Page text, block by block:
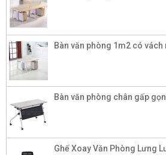
Bàn văn phòng 1m2 có vách
Bàn văn phòng chân gấp
Ghế Xoay Văn Phòng Lưng